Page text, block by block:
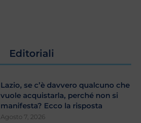
Editoriali
Lazio, se c’è davvero qualcuno che
vuole acquistarla, perché non si
manifesta? Ecco la risposta
Agosto 7, 2026